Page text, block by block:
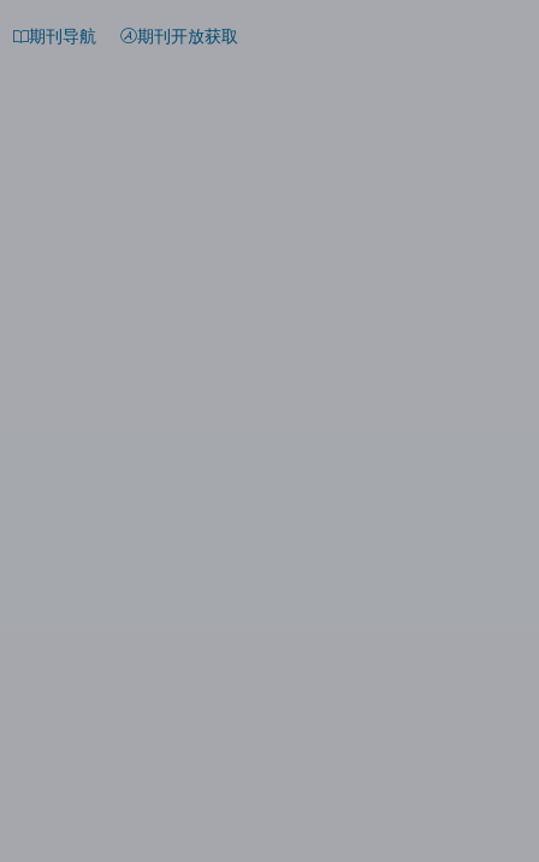
期刊导航 期刊开放获取